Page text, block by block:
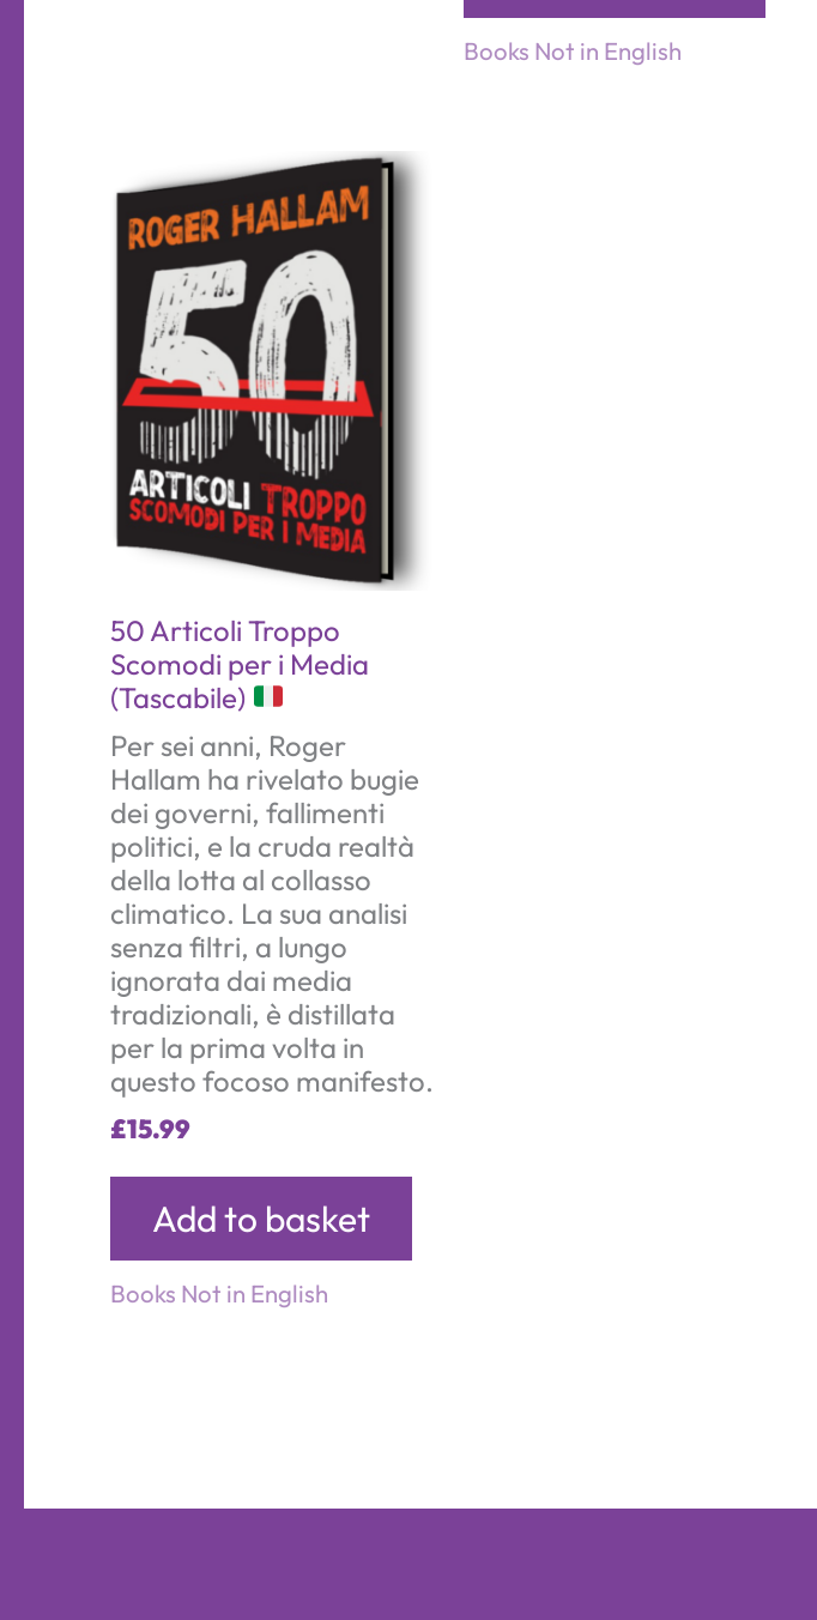
Books Not in English
50 Articoli Troppo
Scomodi per i Media
(Tascabile)
Per sei anni, Roger
Hallam ha rivelato bugie
dei governi, fallimenti
politici, e la cruda realtà
della lotta al collasso
climatico. La sua analisi
senza filtri, a lungo
ignorata dai media
tradizionali, è distillata
per la prima volta in
questo focoso manifesto.
£15.99
Add to basket
Books Not in English